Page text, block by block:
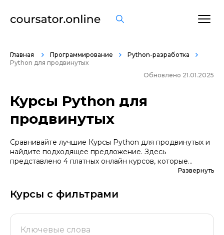
Главная Программирование
Python-разработка
Python для продвинутых
Обновлено 21.01.2025
Курсы Python для
продвинутых
Сравнивайте лучшие Курсы Python для продвинутых и
найдите подходящее предложение. Здесь
представлено 4 платных онлайн курсов, которые
помогут вам стать грамотными специалистами. А если
попробуйте бесплатные варианты. Большой выбор
обучающих программ по цене, продолжительности,
поддерживаем информацию о всех курсах
проверенных школ в актуальном состоянии.
Развернуть
Курсы с фильтрами